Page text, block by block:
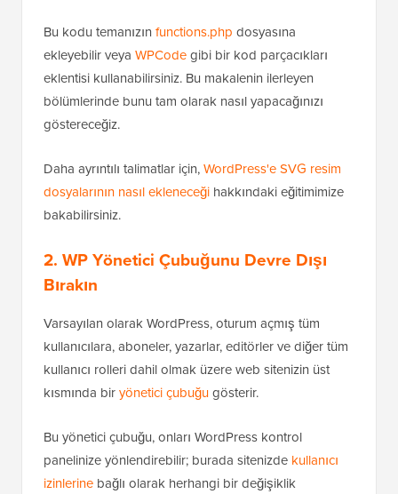
Bu kodu temanızın functions.php dosyasına
ekleyebilir veya WPCodegibi bir kod parçacıkları
eklentisi kullanabilirsiniz. Bu makalenin ilerleyen
bölümlerinde bunu tam olarak nasıl yapacağınızı
göstereceğiz.
Daha ayrıntılı talimatlar için,WordPress'e SVG resim
dosyalarının nasıl ekleneceği hakkındaki eğitimimize
bakabilirsiniz.
2. WP Yönetici Çubuğunu Devre Dışı
Bırakın
Varsayılan olarak WordPress, oturum açmış tüm
kullanıcılara, aboneler, yazarlar, editörler ve diğer tüm
kullanıcı rolleri dahil olmak üzere web sitenizin üst
kısmında biryönetici çubuğugösterir.
Bu yönetici çubuğu, onları WordPress kontrol
panelinize yönlendirebilir; burada sitenizde kullanıcı
izinlerine bağlı olarak herhangi bir değişiklik